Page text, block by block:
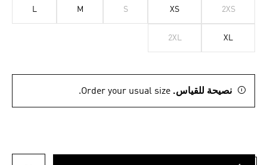
2XS
XS
S
M
L
XL
2XL
نصيحة للقياس. Order your usual size.